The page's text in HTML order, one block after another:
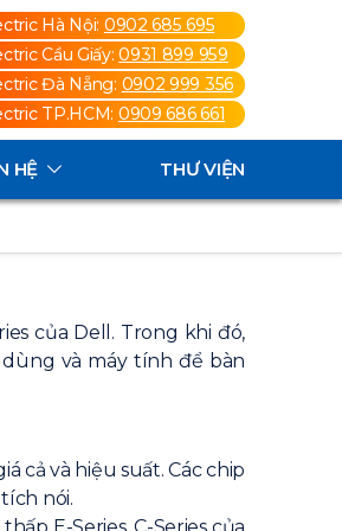
Hà Nội: 0902 685 695
Cầu Giấy:0931 899 959
Đà Nẵng: 0902 999 356
TP.HCM: 0909 686 661
HỆ THƯ VIỆN
của Dell. Trong khi đó,
dùng và máy tính để bàn
cả và hiệu suất. Các chip
nói.